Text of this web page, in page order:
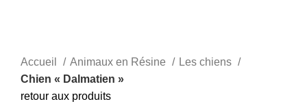
Accueil Animaux en Résine
Les chiens
Chien « Dalmatien »
retour aux produits